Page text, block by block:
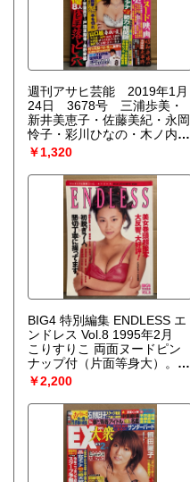
週刊アサヒ芸能 2019年1月
24日 3678号 三浦歩美・
新井美恵子・佐藤美紀・永岡
怜子・彩川ひなの・木ノ内れ
み 他
￥1,320
BIG4 特別編集 ENDLESS エ
ンドレス Vol.8 1995年2月
こりすりこ 両面ヌードピン
ナップ付（片面等身大）。橘
未稀・赤坂金魚・有村渚・衣
澄桐子・吉川未来・麻生涼・
藤原美憂
￥2,200